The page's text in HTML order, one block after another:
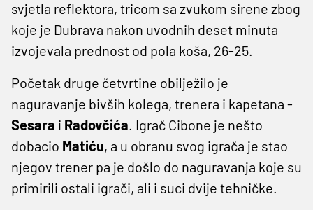
svjetla reflektora, tricom sa zvukom sirene zbog
koje je Dubrava nakon uvodnih deset minuta
izvojevala prednost od pola koša, 26-25.
Početak druge četvrtine obilježilo je
naguravanje bivših kolega, trenera i kapetana -
Sesara i Radovčića. Igrač Cibone je nešto
dobacio Matiću, a u obranu svog igrača je stao
njegov trener pa je došlo do naguravanja koje su
primirili ostali igrači, ali i suci dvije tehničke.